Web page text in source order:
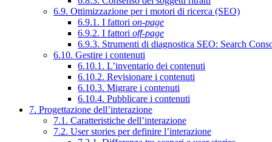
6.9. Ottimizzazione per i motori di ricerca (SEO)
6.9.1. I fattori on-page
6.9.2. I fattori off-page
6.9.3. Strumenti di diagnostica SEO: Search
6.10. Gestire i contenuti
6.10.1. L’inventario dei contenuti
6.10.2. Revisionare i contenuti
6.10.3. Migrare i contenuti
6.10.4. Pubblicare i contenuti
7. Progettazione dell’interazione
7.1. Caratteristiche dell’interazione
7.2. User stories per definire l’interazione